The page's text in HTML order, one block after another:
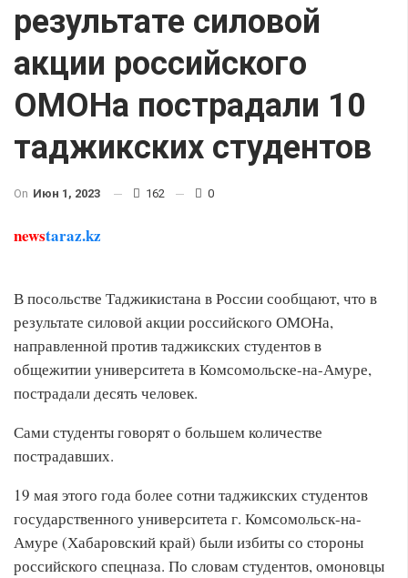
результате силовой
акции российского
ОМОНа пострадали 10
таджикских студентов
On Июн 1, 2023 162 0
newstaraz.kz
В посольстве Таджикистана в России сообщают, что в
результате силовой акции российского ОМОНа,
направленной против таджикских студентов в
общежитии университета в Комсомольске-на-Амуре,
пострадали десять человек.
Сами студенты говорят о большем количестве
пострадавших.
19 мая этого года более сотни таджикских студентов
государственного университета г. Комсомольск-на-
Амуре (Хабаровский край) были избиты со стороны
российского спецназа. По словам студентов, омоновцы